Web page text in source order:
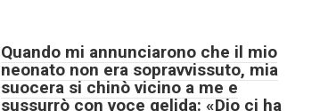
Quando mi annunciarono che il mio
neonato non era sopravvissuto, mia
suocera si chinò vicino a me e
sussurrò con voce gelida: «Dio ci ha